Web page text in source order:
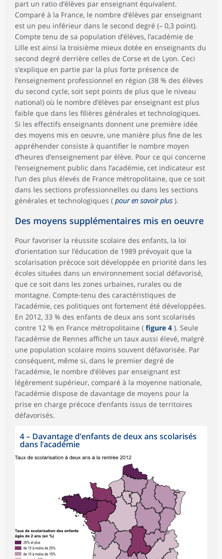
part un ratio d’élèves par enseignant équivalent.
Comparé à la France, le nombre d’élèves par enseignant
est un peu inférieur dans le second degré (– 0,3 point).
Compte tenu de sa population d’élèves, l’académie de
Lille est ainsi la troisième mieux dotée en enseignants du
second degré derrière celles de Corse et de Lyon. Ceci
s’explique en partie par la plus forte présence de
l’enseignement professionnel en région (38 % des élèves
du second cycle, soit sept points de plus que le niveau
national) où le nombre d’élèves par enseignant est plus
faible que dans les filières générales et technologiques.
Si les effectifs enseignants donnent une première idée
des moyens mis en oeuvre, une manière plus fine de les
appréhender consiste à quantifier le nombre moyen
d’heures d’enseignement par élève. Pour ce qui concerne
l’enseignement public dans l’académie, cet indicateur est
l’un des plus élevés de France métropolitaine, que ce soit
dans les sections professionnelles ou dans les sections
générales et technologiques ( pour en savoir plus ).
Des moyens supplémentaires mis en oeuvre
Pour favoriser la réussite scolaire des enfants, la loi
d’orientation sur l’éducation de 1989 prévoyait que la
scolarisation précoce soit développée en priorité dans les
écoles situées dans un environnement social défavorisé,
que ce soit dans les zones urbaines, rurales ou de
montagne. Compte-tenu des caractéristiques de
l’académie, ces politiques ont fortement été développées.
En 2012, 33 % des enfants de deux ans sont scolarisés
contre 12 % en France métropolitaine ( figure 4 ). Seule
l’académie de Rennes affiche un taux aussi élevé, malgré
une population scolaire moins souvent défavorisée. Par
conséquent, même si, dans le premier degré de
l’académie, le nombre d’élèves par enseignant est
légèrement supérieur, comparé à la moyenne nationale,
l’académie dispose de davantage de moyens pour la
prise en charge précoce d’enfants issus de territoires
défavorisés.
4– Davantage d’enfants de deux ans scolarisés
dans l’académie